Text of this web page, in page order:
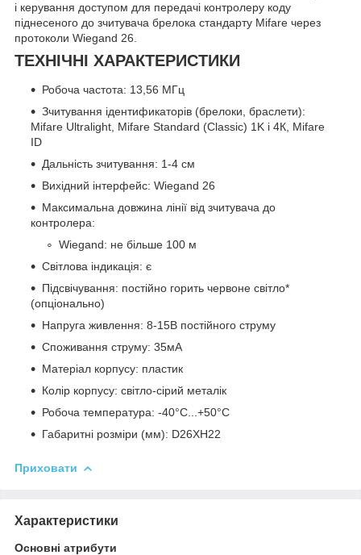
і керування доступом для передачі контролеру коду
піднесеного до зчитувача брелока стандарту Mifare через
протоколи Wiegand 26.
ТЕХНІЧНІ ХАРАКТЕРИСТИКИ
Робоча частота: 13,56 МГц
Зчитування ідентификаторів (брелоки, браслети):
Mifare Ultralight, Mifare Standard (Classic) 1K і 4К, Mifare
ID
Дальність зчитування: 1-4 см
Вихідний інтерфейс: Wiegand 26
Максимальна довжина лінії від зчитувача до
контролера:
Wiegand: не більше 100 м
Світлова індикація: є
Підсвічування: постійно горить червоне світло*
(опціонально)
Напруга живлення: 8-15В постійного струму
Споживання струму: 35мA
Матеріал корпусу: пластик
Колір корпусу: світло-сірий металік
Робоча температура: -40°С...+50°С
Габаритні розміри (мм): D26XH22
Приховати
Характеристики
Основні атрибути